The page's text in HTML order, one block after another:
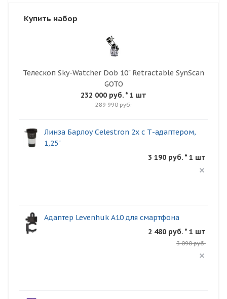
Купить набор
Телескоп Sky-Watcher Dob 10" Retractable SynScan
GOTO
232 000 руб. * 1 шт
289 990 руб.
Линза Барлоу Celestron 2x с Т-адаптером,
1,25"
3 190 руб. * 1 шт
Адаптер Levenhuk A10 для смартфона
2 480 руб. * 1 шт
3 090 руб.